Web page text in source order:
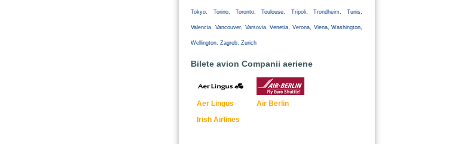
Tokyo, Torino, Toronto, Toulouse, Tripoli, Trondheim, Tunis,
Valencia, Vancouver, Varsovia, Venetia, Verona, Viena, Washington,
Wellington, Zagreb, Zurich
Bilete avion Companii aeriene
Aer Lingus
Irish Airlines
Air Berlin